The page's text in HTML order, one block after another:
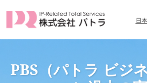
日
PBS（パトラ ビジ